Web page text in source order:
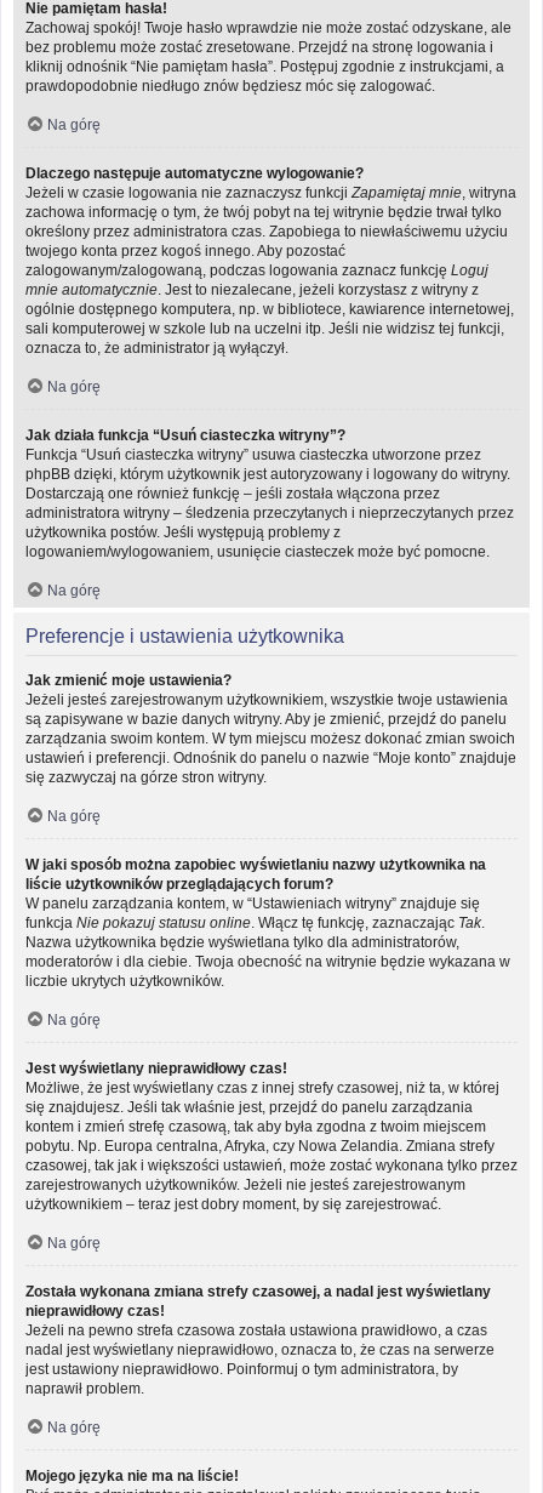
Nie pamiętam hasła!
Zachowaj spokój! Twoje hasło wprawdzie nie może zostać odzyskane, ale
bez problemu może zostać zresetowane. Przejdź na stronę logowania i
kliknij odnośnik “Nie pamiętam hasła”. Postępuj zgodnie z instrukcjami, a
prawdopodobnie niedługo znów będziesz móc się zalogować.
Na górę
Dlaczego następuje automatyczne wylogowanie?
Jeżeli w czasie logowania nie zaznaczysz funkcji Zapamiętaj mnie , witryna
zachowa informację o tym, że twój pobyt na tej witrynie będzie trwał tylko
określony przez administratora czas. Zapobiega to niewłaściwemu użyciu
twojego konta przez kogoś innego. Aby pozostać
zalogowanym/zalogowaną, podczas logowania zaznacz funkcję Loguj
mnie automatycznie . Jest to niezalecane, jeżeli korzystasz z witryny z
ogólnie dostępnego komputera, np. w bibliotece, kawiarence internetowej,
sali komputerowej w szkole lub na uczelni itp. Jeśli nie widzisz tej funkcji,
oznacza to, że administrator ją wyłączył.
Na górę
Jak działa funkcja “Usuń ciasteczka witryny”?
Funkcja “Usuń ciasteczka witryny” usuwa ciasteczka utworzone przez
phpBB dzięki, którym użytkownik jest autoryzowany i logowany do witryny.
Dostarczają one również funkcję – jeśli została włączona przez
administratora witryny – śledzenia przeczytanych i nieprzeczytanych przez
użytkownika postów. Jeśli występują problemy z
logowaniem/wylogowaniem, usunięcie ciasteczek może być pomocne.
Na górę
Preferencje i ustawienia użytkownika
Jak zmienić moje ustawienia?
Jeżeli jesteś zarejestrowanym użytkownikiem, wszystkie twoje ustawienia
są zapisywane w bazie danych witryny. Aby je zmienić, przejdź do panelu
zarządzania swoim kontem. W tym miejscu możesz dokonać zmian swoich
ustawień i preferencji. Odnośnik do panelu o nazwie “Moje konto” znajduje
się zazwyczaj na górze stron witryny.
Na górę
W jaki sposób można zapobiec wyświetlaniu nazwy użytkownika na
liście użytkowników przeglądających forum?
W panelu zarządzania kontem, w “Ustawieniach witryny” znajduje się
funkcja Nie pokazuj statusu online . Włącz tę funkcję, zaznaczając Tak.
Nazwa użytkownika będzie wyświetlana tylko dla administratorów,
moderatorów i dla ciebie. Twoja obecność na witrynie będzie wykazana w
liczbie ukrytych użytkowników.
Na górę
Jest wyświetlany nieprawidłowy czas!
Możliwe, że jest wyświetlany czas z innej strefy czasowej, niż ta, w której
się znajdujesz. Jeśli tak właśnie jest, przejdź do panelu zarządzania
kontem i zmień strefę czasową, tak aby była zgodna z twoim miejscem
pobytu. Np. Europa centralna, Afryka, czy Nowa Zelandia. Zmiana strefy
czasowej, tak jak i większości ustawień, może zostać wykonana tylko przez
zarejestrowanych użytkowników. Jeżeli nie jesteś zarejestrowanym
użytkownikiem – teraz jest dobry moment, by się zarejestrować.
Na górę
Została wykonana zmiana strefy czasowej, a nadal jest wyświetlany
nieprawidłowy czas!
Jeżeli na pewno strefa czasowa została ustawiona prawidłowo, a czas
nadal jest wyświetlany nieprawidłowo, oznacza to, że czas na serwerze
jest ustawiony nieprawidłowo. Poinformuj o tym administratora, by
naprawił problem.
Na górę
Mojego języka nie ma na liście!